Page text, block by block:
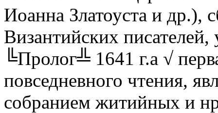
Иоанна Златоуста и др.),
Византийских
╚Пролог╩ 1641 г.а √
повседневного чтения,
собранием житийных и